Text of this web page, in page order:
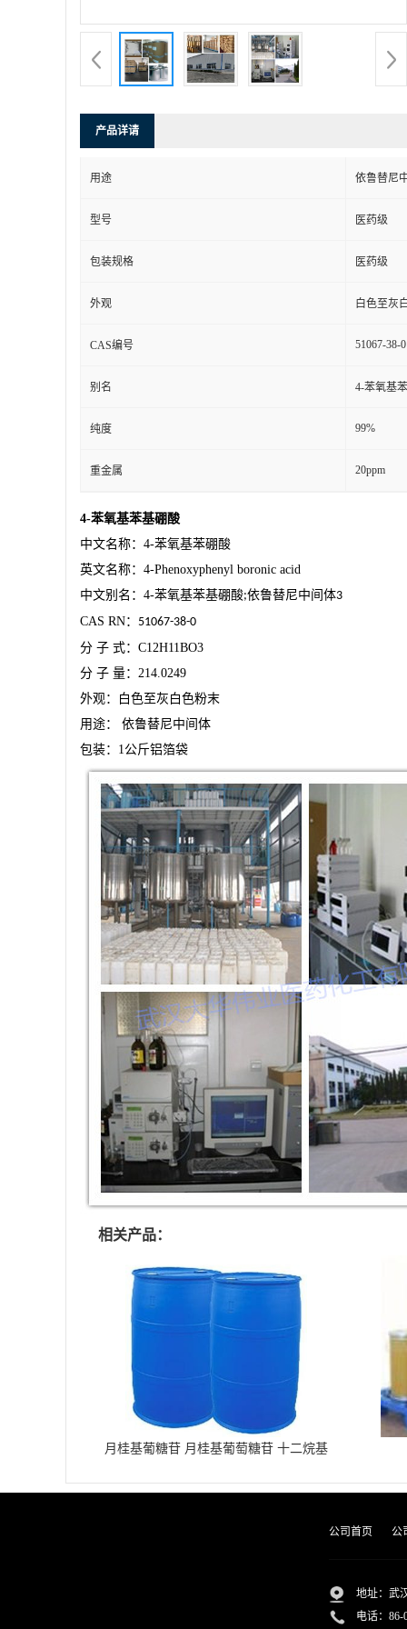
产品详请
用途 依鲁替尼
型号 医药级
包装规格 医药级
外观 白色至灰
CAS编号 51067-38-0
别名 4-苯氧基
纯度 99%
重金属 20ppm
4-苯氧基苯基硼酸
中文名称： 4-苯氧基苯硼酸
英文名称： 4-Phenoxyphenyl boronic acid
中文别名： 4-苯氧基苯基硼酸;依鲁替尼中间体3
CAS RN： 51067-38-0
分 子 式： C12H11BO3
分 子 量： 214.0249
外观：白色至灰白色粉末
用途：
依鲁替尼中间体
包装： 1公斤铝箔袋
相关产品：
月桂基葡糖苷 月桂基葡萄糖苷 十二烷基
公司首页 公
地址：武
电话： 86-